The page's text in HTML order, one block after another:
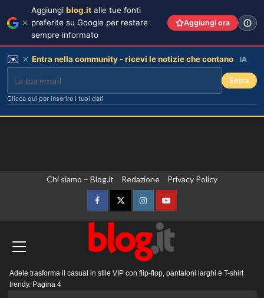
Chi siamo – Blog.it Redazione Privacy Policy
FacebookTwitterInstagramYouTube
principale
Adele trasforma il casual in stile VIP con flip-flop, pantaloni larghi e T-shirt
trendy. Pagina 4
Aggiungi blog.it alle tue fonti
preferite su Google per restare
sempre informato
Aggiungi ora
✉️ Entra nella community - ricevi le notizie che contano IA
Entra
Clicca qui per inserire i tuoi dati